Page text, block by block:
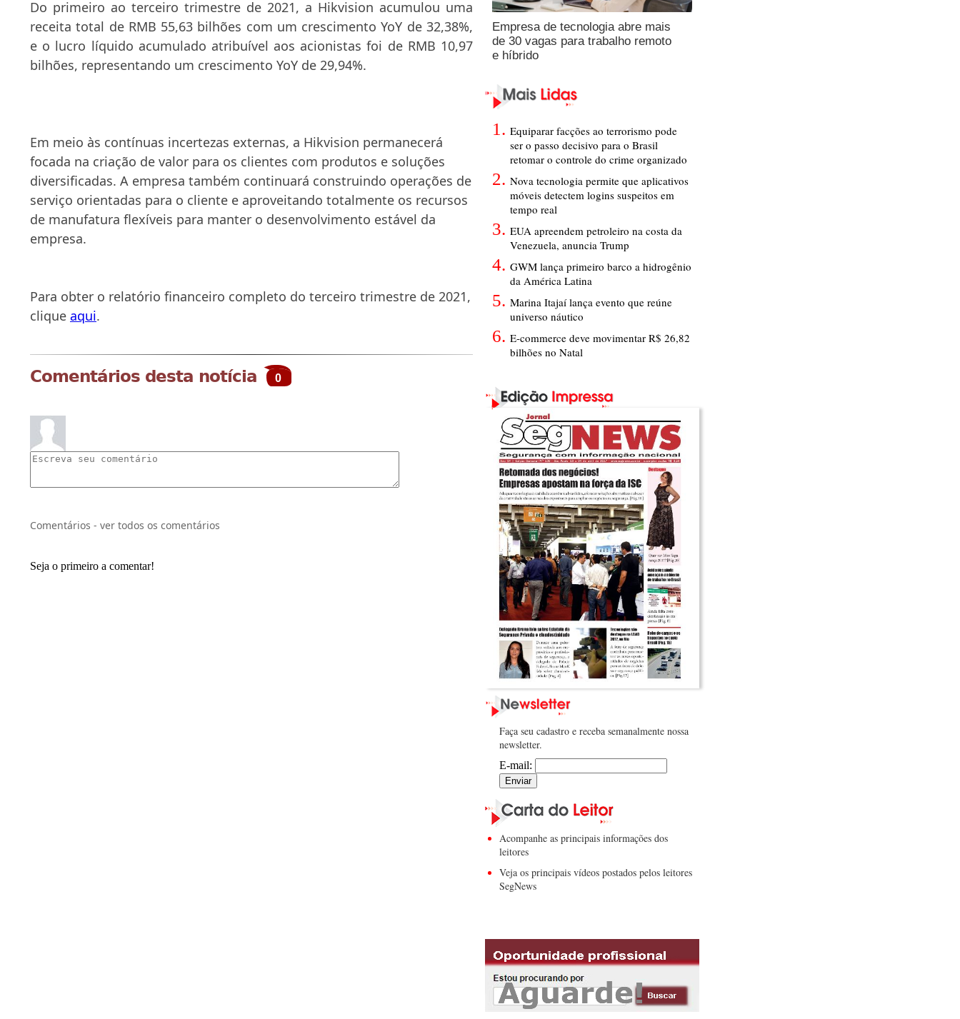
Do primeiro ao terceiro trimestre de 2021, a Hikvision acumulou uma
receita total de RMB 55,63 bilhões com um crescimento YoY de 32,38%,
e o lucro líquido acumulado atribuível aos acionistas foi de RMB 10,97
bilhões, representando um crescimento YoY de 29,94%.
Em meio às contínuas incertezas externas, a Hikvision permanecerá
focada na criação de valor para os clientes com produtos e soluções
diversificadas. A empresa também continuará construindo operações de
serviço orientadas para o cliente e aproveitando totalmente os recursos
de manufatura flexíveis para manter o desenvolvimento estável da
empresa.
Para obter o relatório financeiro completo do terceiro trimestre de 2021,
clique aqui.
Comentários desta notícia 0
Comentários - ver todos os comentários
Seja o primeiro a comentar!
Empresa de tecnologia abre mais
de 30 vagas para trabalho remoto
e híbrido
Equiparar facções ao terrorismo pode
ser o passo decisivo para o Brasil
retomar o controle do crime organizado
Nova tecnologia permite que aplicativos
móveis detectem logins suspeitos em
tempo real
EUA apreendem petroleiro na costa da
Venezuela, anuncia Trump
GWM lança primeiro barco a hidrogênio
da América Latina
Marina Itajaí lança evento que reúne
universo náutico
E-commerce deve movimentar R$ 26,82
bilhões no Natal
Faça seu cadastro e receba semanalmente nossa
newsletter.
E-mail:
Acompanhe as principais informações dos
leitores
Veja os principais vídeos postados pelos leitores
SegNews